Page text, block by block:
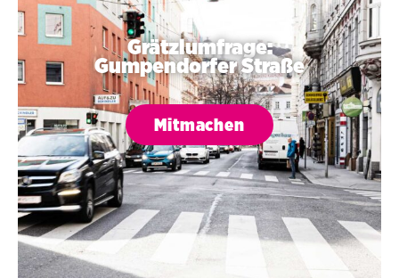
Grätzlumfrage:
Gumpendorfer Straße
Mitmachen